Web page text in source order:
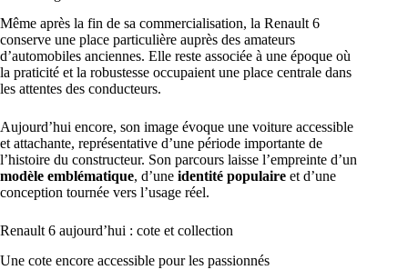
Même après la fin de sa commercialisation, la Renault 6
conserve une place particulière auprès des amateurs
d’automobiles anciennes. Elle reste associée à une époque où
la praticité et la robustesse occupaient une place centrale dans
les attentes des conducteurs.
Aujourd’hui encore, son image évoque une voiture accessible
et attachante, représentative d’une période importante de
l’histoire du constructeur. Son parcours laisse l’empreinte d’un
modèle emblématique, d’une identité populaire et d’une
conception tournée vers l’usage réel.
Renault 6 aujourd’hui : cote et collection
Une cote encore accessible pour les passionnés